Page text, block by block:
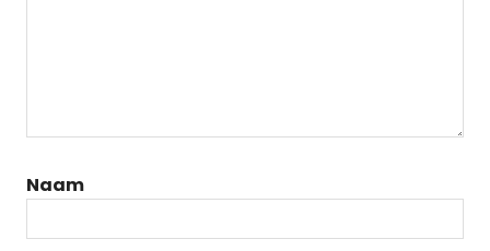
Naam